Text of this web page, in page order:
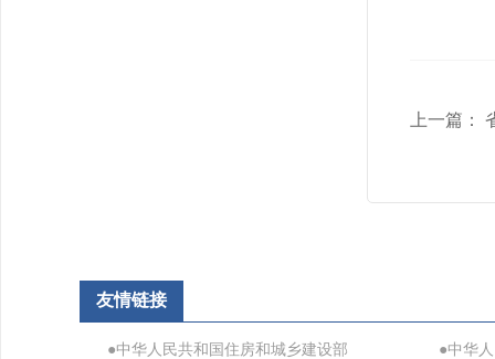
上一篇：
友情链接
●中华人民共和国住房和城乡建设部
●中华